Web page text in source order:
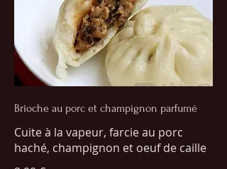
Brioche au porc et champignon parfumé
Cuite à la vapeur, farcie au porc
haché, champignon et oeuf de caille